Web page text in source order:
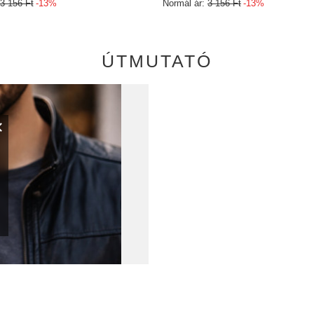
3 156 Ft -13% Normál ár: 3 156 Ft -13%
ÚTMUTATÓ